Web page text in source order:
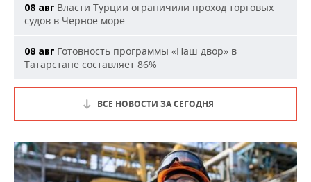
08 авг Власти Турции ограничили проход торговых
судов в Черное море
08 авг Готовность программы «Наш двор» в
Татарстане составляет 86%
ВСЕ НОВОСТИ ЗА СЕГОДНЯ